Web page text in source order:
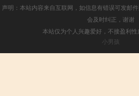
声明：本站内容来自互联网，如信息有错误可发邮
会及时纠正，谢谢
本站仅为个人兴趣爱好，不接盈利
小男孩